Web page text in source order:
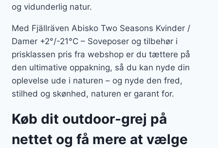
og vidunderlig natur.
Med Fjällräven Abisko Two Seasons Kvinder /
Damer +2°/-21°C – Soveposer og tilbehør i
prisklassen pris fra webshop er du tættere på
den ultimative oppakning, så du kan nyde din
oplevelse ude i naturen – og nyde den fred,
stilhed og skønhed, naturen er garant for.
Køb dit outdoor-grej på
nettet og få mere at vælge